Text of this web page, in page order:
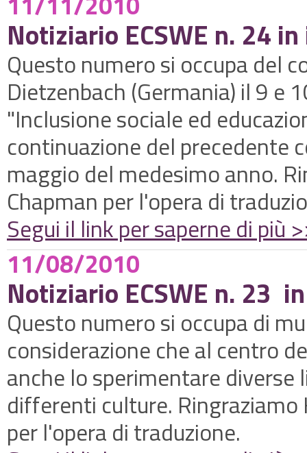
Notiziario ECSWE n. 24
Questo numero si occupa del
Dietzenbach (Germania) il 9
"Inclusione sociale ed
continuazione del precedente
maggio del medesimo anno.
Chapman per l'opera di
Segui il link per saperne di più
11/08/2010
Notiziario ECSWE n. 23
Questo numero si occupa di
considerazione che al centro
anche lo sperimentare
differenti culture. Ringraziamo
per l'opera di traduzione.